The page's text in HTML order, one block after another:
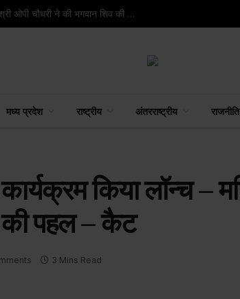
रायपुर : रायगढ़ के वार्ड क्रमांक 9 स्थित मंदिर में वित्त मंत्री श्री ओपी चौधरी ने की भगवान शिव की पूजा-अर्चना
मध्य प्रदेश राष्ट्रीय अंतरराष्ट्रीय राजनीति
किया लॉन्च –
पहल – कैट
3 Mins Read